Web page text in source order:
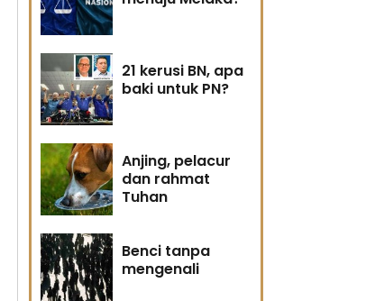
21 kerusi BN, apa
baki untuk PN?
Anjing, pelacur
dan rahmat
Tuhan
Benci tanpa
mengenali